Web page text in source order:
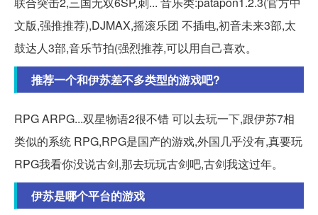
文版,强推推荐),DJMAX,摇滚乐团 不插电,初音未来3部,太
鼓达人3部,音乐节拍(强烈推荐,可以用自己喜欢。
推荐一个和伊苏差不多类型的游戏吧?
RPG ARPG...双星物语2很不错 可以去玩一下,跟伊苏7相
类似的系统 RPG,RPG是国产的游戏,外国几乎没有,真要玩
RPG我看你没说古剑,那去玩玩古剑吧,古剑我这过年。
伊苏是哪个平台的游戏